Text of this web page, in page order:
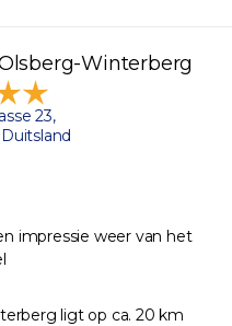
Winterberg
23,
impressie weer van het
ligt op ca. 20 km